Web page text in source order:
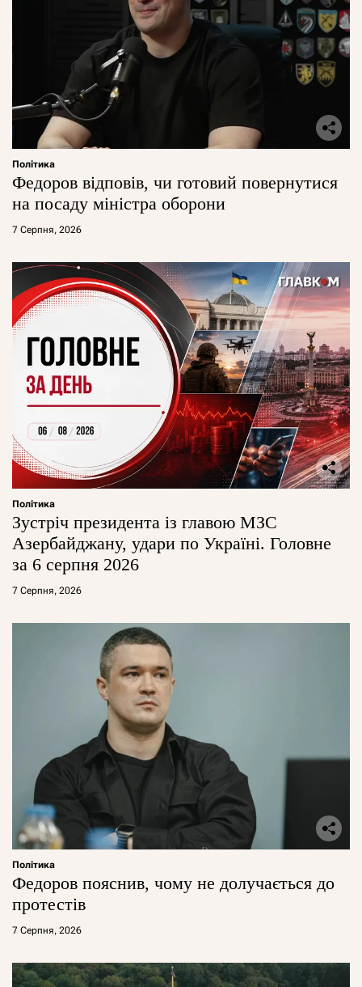
Політика
Федоров відповів, чи готовий повернутися
на посаду міністра оборони
7 Серпня, 2026
Політика
Зустріч президента із главою МЗС
Азербайджану, удари по Україні. Головне
за 6 серпня 2026
7 Серпня, 2026
Політика
Федоров пояснив, чому не долучається до
протестів
7 Серпня, 2026